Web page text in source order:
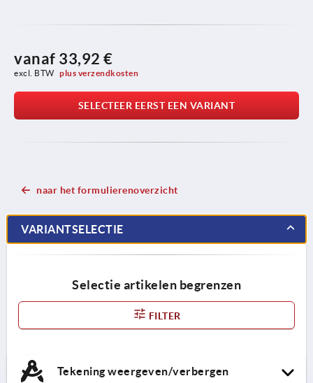
vanaf 33,92 €
excl. BTW plus verzendkosten
SELECTEER EERST EEN VARIANT
naar het formulierenoverzicht
VARIANTSELECTIE
Selectie artikelen begrenzen
FILTER
Tekening weergeven/verbergen